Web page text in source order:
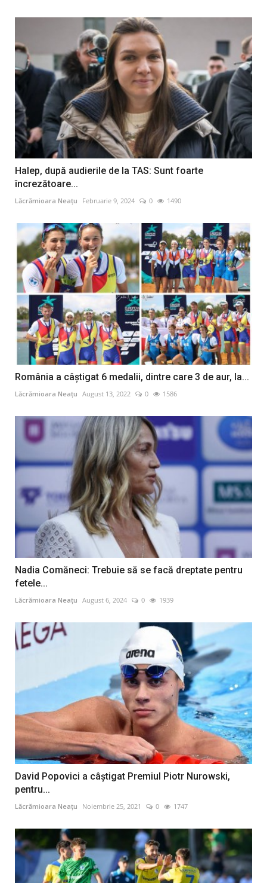
Halep, după audierile de la TAS: Sunt foarte
încrezătoare...
Lăcrămioara Neațu Februarie 9, 2024 0 1490
România a câștigat 6 medalii, dintre care 3 de aur, la...
Lăcrămioara Neațu August 13, 2022 0 1586
Nadia Comăneci: Trebuie să se facă dreptate pentru
fetele...
Lăcrămioara Neațu August 6, 2024 0 1939
David Popovici a câştigat Premiul Piotr Nurowski,
pentru...
Lăcrămioara Neațu Noiembrie 25, 2021 0 1747